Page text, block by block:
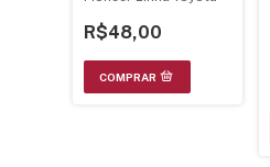
R$48,00